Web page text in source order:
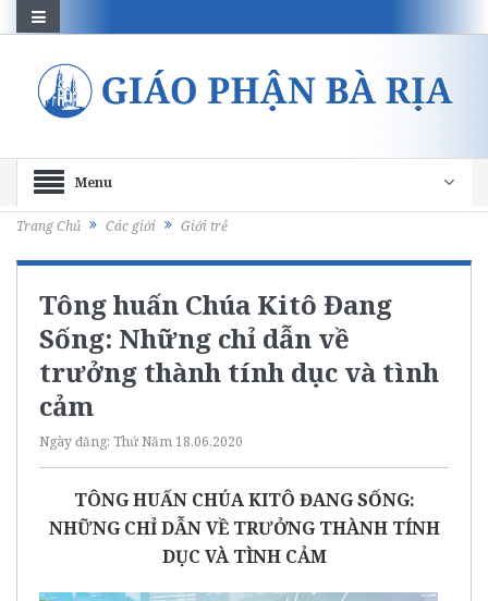
Menu
Trang Chủ Các giới Giới trẻ
Tông huấn Chúa Kitô Đang
Sống: Những chỉ dẫn về
trưởng thành tính dục và tình
cảm
Ngày đăng: Thứ Năm 18.06.2020
TÔNG HUẤN CHÚA KITÔ ĐANG SỐNG:
NHỮNG CHỈ DẪN VỀ TRƯỞNG THÀNH TÍNH
DỤC VÀ TÌNH CẢM